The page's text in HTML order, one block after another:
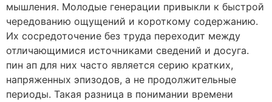
мышления. Молодые генерации привыкли к быстрой
чередованию ощущений и короткому содержанию.
Их сосредоточение без труда переходит между
отличающимися источниками сведений и досуга.
пин ап для них часто является серию кратких,
напряженных эпизодов, а не продолжительные
периоды. Такая разница в понимании времени